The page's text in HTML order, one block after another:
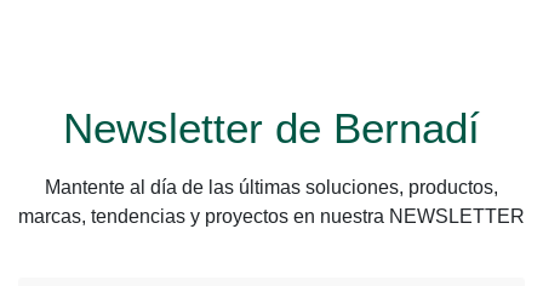
Newsletter de Bernadí
Mantente al día de las últimas soluciones, productos,
marcas, tendencias y proyectos en nuestra NEWSLETTER